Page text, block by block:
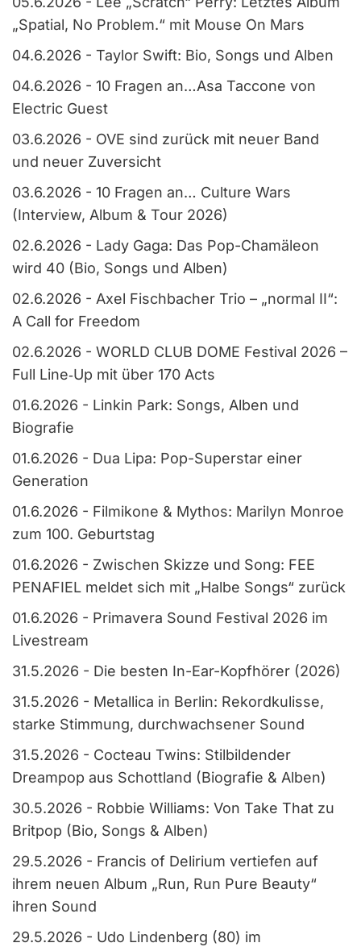
„Spatial, No Problem.“ mit Mouse On Mars
04.6.2026 - Taylor Swift: Bio, Songs und Alben
04.6.2026 - 10 Fragen an…Asa Taccone von
Electric Guest
03.6.2026 - OVE sind zurück mit neuer Band
und neuer Zuversicht
03.6.2026 - 10 Fragen an… Culture Wars
(Interview, Album & Tour 2026)
02.6.2026 - Lady Gaga: Das Pop-Chamäleon
wird 40 (Bio, Songs und Alben)
02.6.2026 - Axel Fischbacher Trio – „normal II“:
A Call for Freedom
02.6.2026 - WORLD CLUB DOME Festival 2026 –
Full Line‑Up mit über 170 Acts
01.6.2026 - Linkin Park: Songs, Alben und
Biografie
01.6.2026 - Dua Lipa: Pop-Superstar einer
Generation
01.6.2026 - Filmikone & Mythos: Marilyn Monroe
zum 100. Geburtstag
01.6.2026 - Zwischen Skizze und Song: FEE
PENAFIEL meldet sich mit „Halbe Songs“ zurück
01.6.2026 - Primavera Sound Festival 2026 im
Livestream
31.5.2026 - Die besten In-Ear-Kopfhörer (2026)
31.5.2026 - Metallica in Berlin: Rekordkulisse,
starke Stimmung, durchwachsener Sound
31.5.2026 - Cocteau Twins: Stilbildender
Dreampop aus Schottland (Biografie & Alben)
30.5.2026 - Robbie Williams: Von Take That zu
Britpop (Bio, Songs & Alben)
29.5.2026 - Francis of Delirium vertiefen auf
ihrem neuen Album „Run, Run Pure Beauty“
ihren Sound
29.5.2026 - Udo Lindenberg (80) im